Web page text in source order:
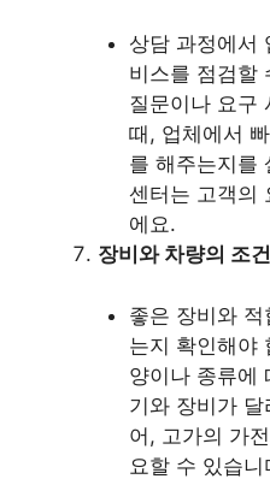
상담 과정에서
비스를 점검할
질문이나 요구
때, 업체에서
를 해주는지를
센터는 고객의
에요.
장비와 차량의 조건
좋은 장비와
는지 확인해야
양이나 종류에
기와 장비가
어, 고가의 가
요할 수 있습니